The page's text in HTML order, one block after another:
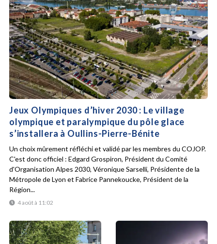
Jeux Olympiques d’hiver 2030 : Le village
olympique et paralympique du pôle glace
s’installera à Oullins-Pierre-Bénite
4 août à 11:02
Un choix mûrement réfléchi et validé par les membres du COJOP.
C'est donc officiel : Edgard Grospiron, Président du Comité
d'Organisation Alpes 2030, Véronique Sarselli, Présidente de la
Métropole de Lyon et Fabrice Pannekoucke, Président de la
Région...